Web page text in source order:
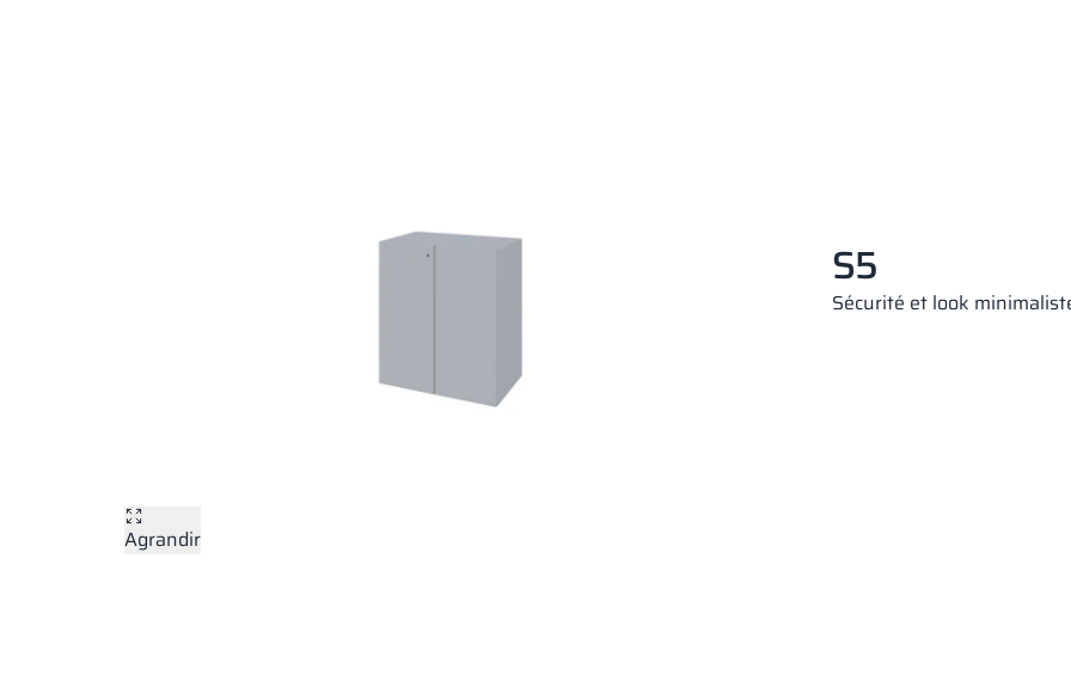
Agrandir
S5
Sécurité et look